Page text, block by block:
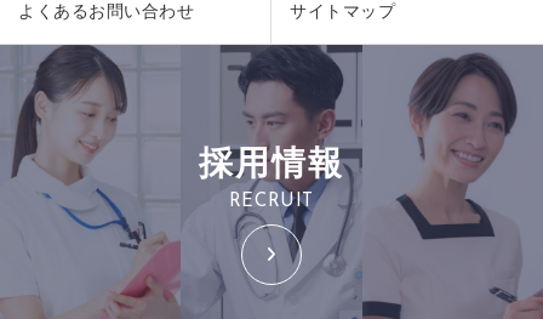
よくあるお問い合わせ サイトマップ
採用情報
RECRUIT